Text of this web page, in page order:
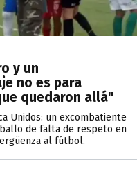
y un
no es para
quedaron allá"
Unidos: un excombatiente
de falta de respeto en
al fútbol.